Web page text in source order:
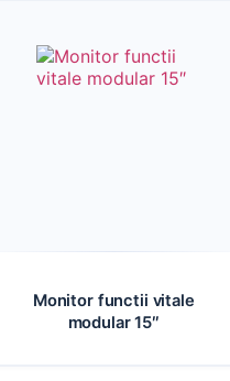
Monitor functii vitale
modular 15″